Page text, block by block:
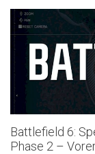
Battlefield 6:
Phase 2 –